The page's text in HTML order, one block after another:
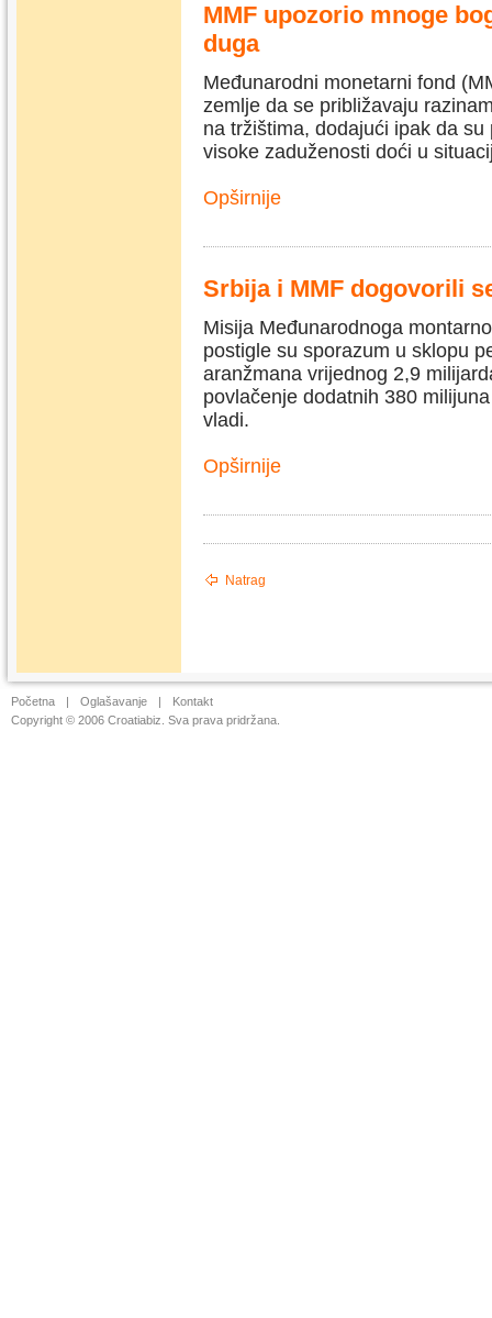
MMF upozorio mnoge
duga
Međunarodni monetarni fond
zemlje da se približavaju
na tržištima, dodajući ipak da
visoke zaduženosti doći u
Opširnije
Srbija i MMF dogovorili
Misija Međunarodnoga
postigle su sporazum u sklopu
aranžmana vrijednog 2,9
povlačenje dodatnih 380
vladi.
Opširnije
Natrag
Početna | Oglašavanje |
Kontakt
Copyright © 2006 Croatiabiz. Sva prava pridržana.